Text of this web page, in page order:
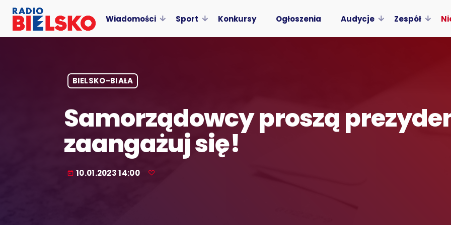
Wiadomości Sport Konkursy Ogłoszenia Audycje Zespół
BIELSKO-BIAŁA
Samorządowcy proszą
zaangażuj się!
today 10.01.2023 14:00